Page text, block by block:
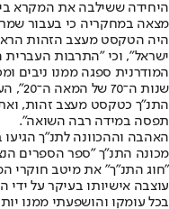
היחידה ששילבה את המקרא
היה הטקסט מעצב הזהות
ישראל", וכי "התרבות
המודרנית ספגה ממנו ניבים
שנות
התנ"ך כטקסט מעצב זהות,
תפסה במידה רבה השואה".
האהבה וההכוונה לתנ"ך
מכונה התנ"ך "ספר הספרים
"חוג התנ"ך" את מיטב חוקרי
עוצבה אישיותו בעיקר על ידי
בכל עומקו והושפעתי ממנו